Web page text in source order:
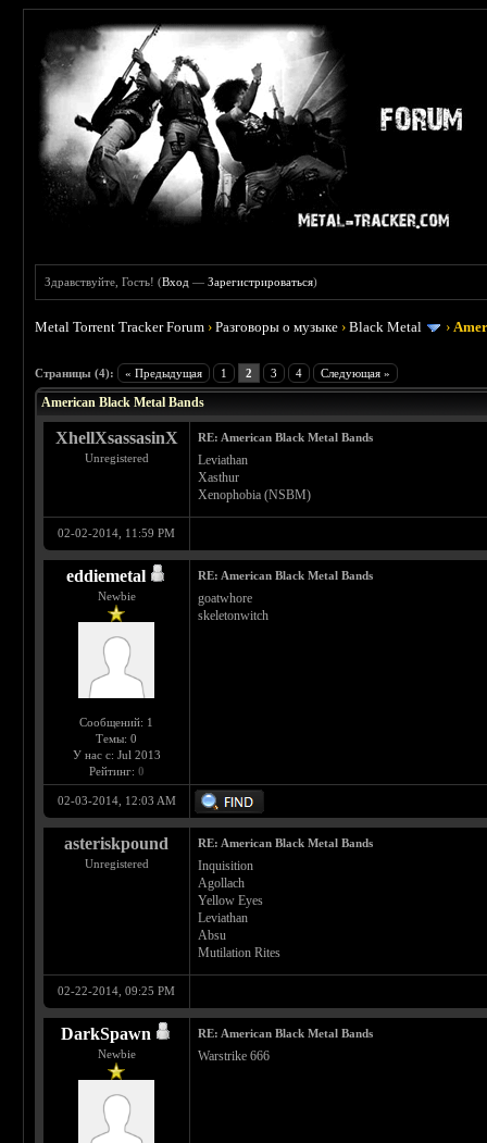
Здравствуйте, Гость! (Вход —Зарегистрироваться)
Metal Torrent Tracker Forum ›Разговоры о музыке ›Black Metal ›
Страницы (4): « Предыдущая 1 2 3 4 Следующая »
American Black Metal Bands
XhellXsassasinX
Unregistered
RE: American Black Metal Bands
Leviathan
Xasthur
Xenophobia (NSBM)
02-02-2014, 11:59 PM
eddiemetal
Newbie
Сообщений: 1
Темы: 0
У нас с: Jul 2013
Рейтинг: 0
RE: American Black Metal Bands
goatwhore
skeletonwitch
02-03-2014, 12:03 AM
asteriskpound
Unregistered
RE: American Black Metal Bands
Inquisition
Agollach
Yellow Eyes
Leviathan
Absu
Mutilation Rites
02-22-2014, 09:25 PM
DarkSpawn
Newbie
RE: American Black Metal Bands
Warstrike 666